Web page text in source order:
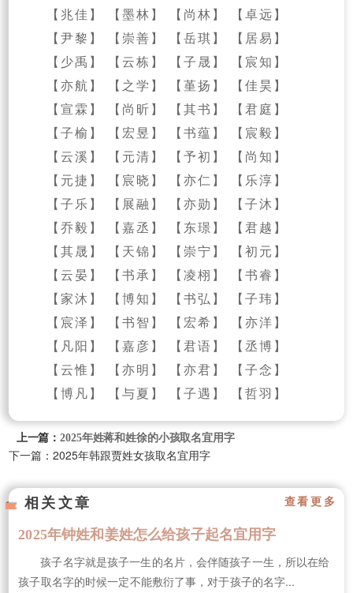
【兆佳】 【墨林】 【尚林】 【卓远】
【尹黎】 【崇善】 【岳琪】 【居易】
【少禹】 【云栋】 【子晟】 【宸知】
【亦航】 【之学】 【堇扬】 【佳昊】
【宣霖】 【尚昕】 【其书】 【君庭】
【子榆】 【宏昱】 【书蕴】 【宸毅】
【云溪】 【元清】 【予初】 【尚知】
【元捷】 【宸晓】 【亦仁】 【乐淳】
【子乐】 【展融】 【亦勋】 【子沐】
【乔毅】 【嘉丞】 【东璟】 【君越】
【其晟】 【天锦】 【崇宁】 【初元】
【云晏】 【书承】 【凌栩】 【书睿】
【家沐】 【博知】 【书弘】 【子玮】
【宸泽】 【书智】 【宏希】 【亦洋】
【凡阳】 【嘉彦】 【君语】 【丞博】
【云惟】 【亦明】 【亦君】 【子念】
【博凡】 【与夏】 【子遇】 【哲羽】
上一篇：2025年姓蒋和姓徐的小孩取名宜用字
下一篇：2025年韩跟贾姓女孩取名宜用字
相关文章 查看更多
2025年钟姓和姜姓怎么给孩子起名宜用字
孩子名字就是孩子一生的名片，会伴随孩子一生，所以在给
孩子取名字的时候一定不能敷衍了事，对于孩子的名字...